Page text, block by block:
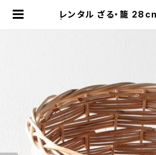
レンタル ざる・籠